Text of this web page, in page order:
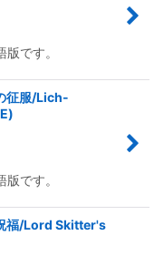
です。
征服/Lich-
です。
福/Lord Skitter's